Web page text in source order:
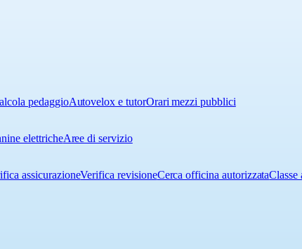
pedaggioAutovelox e tutorOrari mezzi pubblici
elettricheAree di servizio
assicurazioneVerifica revisioneCerca officina autorizzataClasse